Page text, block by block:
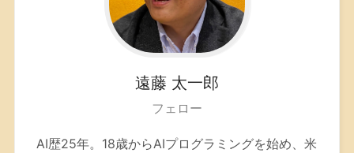
遠藤 太一郎
フェロー
AI歴25年。 18歳からAIプログラミングを始め、米